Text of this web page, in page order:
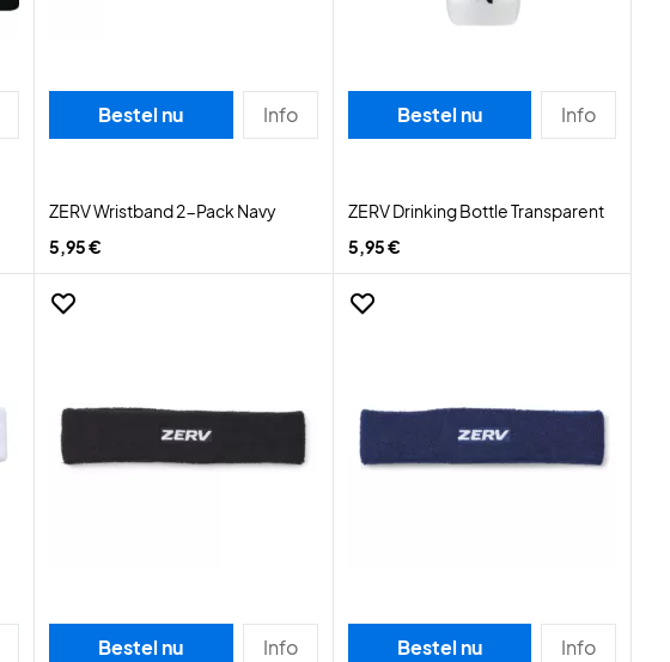
Bestel nu Info
ZERV Wristband 2-Pack Navy
5,95 €
Bestel nu Info
ZERV Drinking Bottle Transparent
5,95 €
Bestel nu Info Bestel nu Info